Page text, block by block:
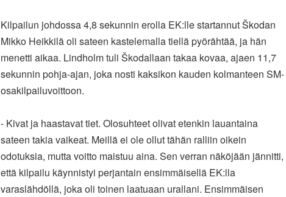
Kilpailun johdossa 4,8 sekunnin erolla EK:lle startannut Škodan
Mikko Heikkilä oli sateen kastelemalla tiellä pyörähtää, ja hän
menetti aikaa. Lindholm tuli Škodallaan takaa kovaa, ajaen 11,7
sekunnin pohja-ajan, joka nosti kaksikon kauden kolmanteen SM-
osakilpailuvoittoon.
- Kivat ja haastavat tiet. Olosuhteet olivat etenkin lauantaina
sateen takia vaikeat. Meillä ei ole ollut tähän ralliin oikein
odotuksia, mutta voitto maistuu aina. Sen verran näköjään jännitti,
että kilpailu käynnistyi perjantain ensimmäisellä EK:lla
varaslähdöllä, joka oli toinen laatuaan urallani. Ensimmäisen